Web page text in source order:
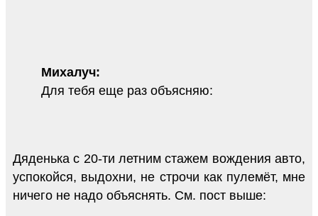
Михалуч:
Для тебя еще раз объясняю:
Дяденька с 20-ти летним стажем вождения авто,
успокойся, выдохни, не строчи как пулемёт, мне
ничего не надо объяснять. См. пост выше: